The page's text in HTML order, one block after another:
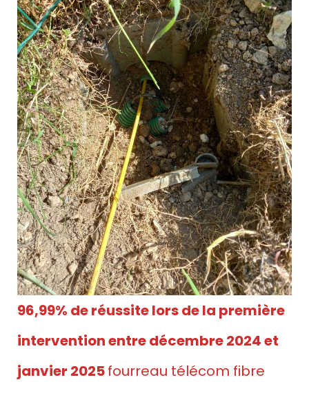
96,99% de réussite lors de la première
intervention entre décembre 2024 et
janvier 2025fourreau télécom fibre